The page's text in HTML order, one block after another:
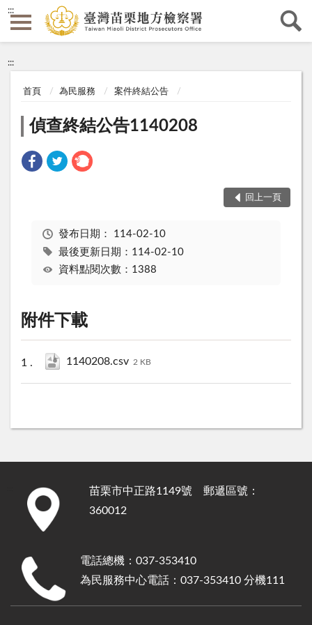
:::
:::
首頁 為民服務 案件終結公告
偵查終結公告1140208
回上一頁
發布日期： 114-02-10
最後更新日期：114-02-10
資料點閱次數：1388
附件下載
1140208.csv 2 KB
苗栗市中正路1149號 郵遞區號：
360012
電話總機：037-353410
為民服務中心電話：037-353410 分機111